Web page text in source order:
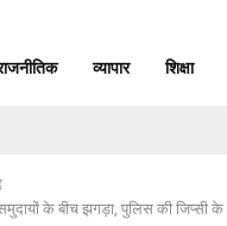
व्यापार शिक्षा
समुदायों के बीच झगड़ा, पुलिस की जिप्सी